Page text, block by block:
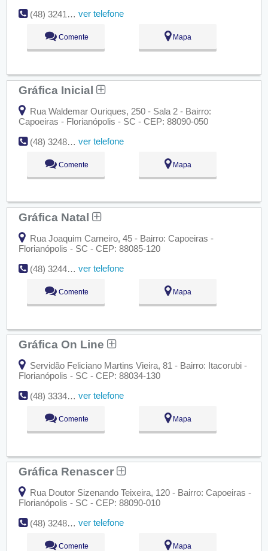
(48) 3241-1168
ver telefone
Comente Mapa
Gráfica Inicial
Rua Waldemar Ouriques, 250 - Sala 2 - Bairro:
Capoeiras - Florianópolis - SC - CEP: 88090-050
(48) 3248-0772
ver telefone
Comente Mapa
Gráfica Natal
Rua Joaquim Carneiro, 45 - Bairro: Capoeiras -
Florianópolis - SC - CEP: 88085-120
(48) 3244-0058
ver telefone
Comente Mapa
Gráfica On Line
Servidão Feliciano Martins Vieira, 81 - Bairro: Itacorubi -
Florianópolis - SC - CEP: 88034-130
(48) 3334-8889
ver telefone
Comente Mapa
Gráfica Renascer
Rua Doutor Sizenando Teixeira, 120 - Bairro: Capoeiras -
Florianópolis - SC - CEP: 88090-010
(48) 3248-1287
ver telefone
Comente Mapa